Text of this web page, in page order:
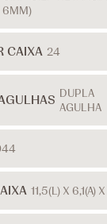
6MM)
CAIXA 24
DUPLA
AGULHA
11,5(L) X 6,1(A)